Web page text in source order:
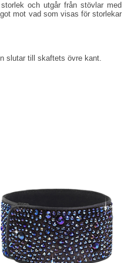
och utgår från stövlar med
mot vad som visas för storlekar
slutar till skaftets övre kant.